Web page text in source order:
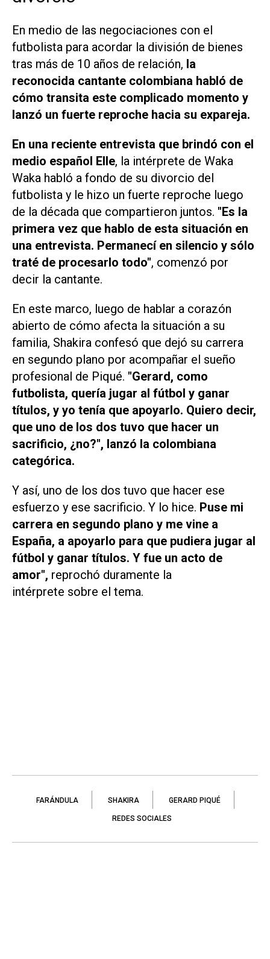
En medio de las negociaciones con el
futbolista para acordar la división de bienes
tras más de 10 años de relación, la
reconocida cantante colombiana habló de
cómo transita este complicado momento y
lanzó un fuerte reproche hacia su expareja.
En una reciente entrevista que brindó con el
medio español Elle, la intérprete de Waka
Waka habló a fondo de su divorcio del
futbolista y le hizo un fuerte reproche luego
de la década que compartieron juntos. "Es la
primera vez que hablo de esta situación en
una entrevista. Permanecí en silencio y sólo
traté de procesarlo todo", comenzó por
decir la cantante.
En este marco, luego de hablar a corazón
abierto de cómo afecta la situación a su
familia, Shakira confesó que dejó su carrera
en segundo plano por acompañar el sueño
profesional de Piqué. "Gerard, como
futbolista, quería jugar al fútbol y ganar
títulos, y yo tenía que apoyarlo. Quiero decir,
que uno de los dos tuvo que hacer un
sacrificio, ¿no?", lanzó la colombiana
categórica.
Y así, uno de los dos tuvo que hacer ese
esfuerzo y ese sacrificio. Y lo hice. Puse mi
carrera en segundo plano y me vine a
España, a apoyarlo para que pudiera jugar al
fútbol y ganar títulos. Y fue un acto de
amor", reprochó duramente la
intérprete sobre el tema.
FARÁNDULA SHAKIRA GERARD PIQUÉ
REDES SOCIALES